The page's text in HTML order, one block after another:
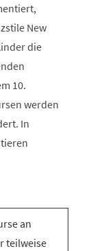
New
die
10.
werden
In
an
teilweise